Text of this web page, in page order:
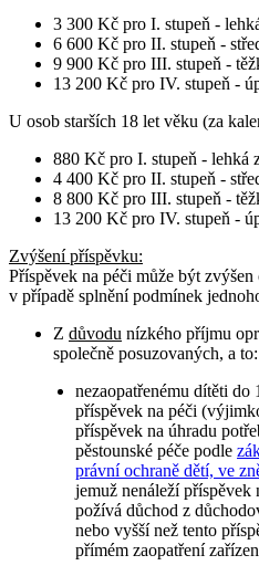
3 300 Kč pro I. stupeň -
6 600 Kč pro II. stupeň -
9 900 Kč pro III. stupeň -
13 200 Kč pro IV. stupeň -
U osob starších 18 let věku (za
880 Kč pro I. stupeň - lehká
4 400 Kč pro II. stupeň -
8 800 Kč pro III. stupeň -
13 200 Kč pro IV. stupeň -
Zvýšení příspěvku:
Příspěvek na péči může být
v případě splnění podmínek
Z důvodu nízkého příjmu
společně posuzovaných, a to:
nezaopatřenému dítěti
příspěvek na péči
příspěvek na úhradu
pěstounské péče podle
právní ochraně dětí, ve
jemuž nenáleží příspěvek
požívá důchod z
nebo vyšší než tento
přímém zaopatření